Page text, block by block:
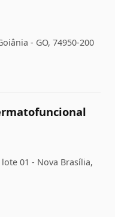
- GO, 74950-200
lote 01 - Nova Brasília,